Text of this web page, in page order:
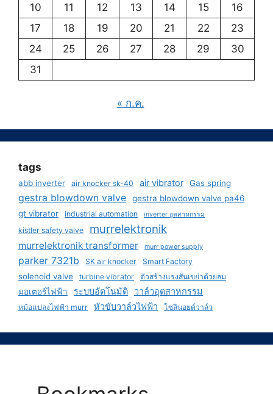
10
11 12 13 14 15
16
17
18 19 20 21 22
23
24
25 26 27 28 29
30
31
« ก.ค.
tags
abb inverter air knocker sk-40 air vibrator Gas spring
gestra blowdown valve
gestra blowdown valve pa46
gt vibrator
industrial automation inverter อุตสาหกรรม
kistler safety valve murrelektronik
murrelektronik transformer murr power supply
parker 7321b SK air knocker Smart Factory
solenoid valve turbine vibrator ตัวสร้างแรงสั่นเขย่าด้วยลม
มอเตอร์ไฟฟ้า ระบบอัตโนมัติ วาล์วอุตสาหกรรม
หม้อแปลงไฟฟ้า murr หัวขับวาล์วไฟฟ้า โซลินอยด์วาล์ว